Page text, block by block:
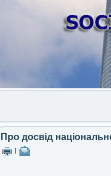
Про досвід